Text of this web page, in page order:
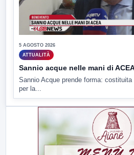
5 AGOSTO 2026
ATTUALITÀ
Sannio acque nelle mani di
Sannio Acque prende forma:
per la...